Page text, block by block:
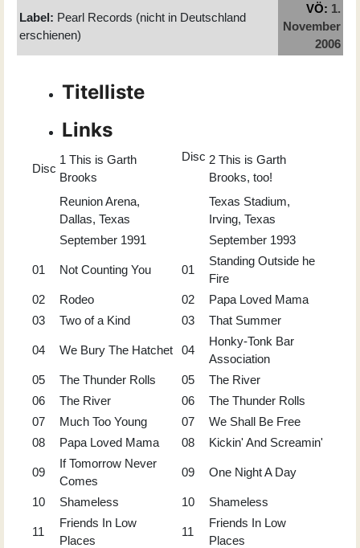
Label: Pearl Records (nicht in Deutschland
erschienen)
VÖ: 1.
November
2006
Titelliste
Links
Disc
1 This is Garth
Brooks
Disc 2 This is Garth
Brooks, too!
Reunion Arena,
Dallas, Texas
Texas Stadium,
Irving, Texas
September 1991
September 1993
01 Not Counting You 01
Standing Outside he
Fire
02
Rodeo 02
Papa Loved Mama
03
Two of a Kind 03 That Summer
04 We Bury The Hatchet 04
Honky-Tonk Bar
Association
05
The Thunder Rolls 05
The River
06
The River 06
The Thunder Rolls
07
Much Too Young 07
We Shall Be Free
08
Papa Loved Mama 08 Kickin' And Screamin'
09
If Tomorrow Never
Comes
09 One Night A Day
10 Shameless 10 Shameless
11
Friends In Low
Places
11
Friends In Low
Places